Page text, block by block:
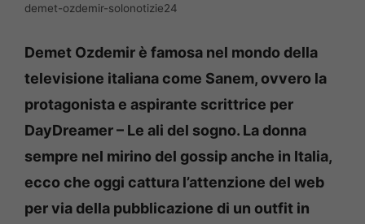
demet-ozdemir-solonotizie24
Demet Ozdemir è famosa nel mondo della
televisione italiana come Sanem, ovvero la
protagonista e aspirante scrittrice per
DayDreamer – Le ali del sogno. La donna
sempre nel mirino del gossip anche in Italia,
ecco che oggi cattura l’attenzione del web
per via della pubblicazione di un outfit in